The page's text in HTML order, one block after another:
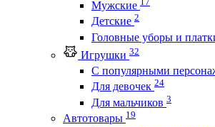
Мужские
Детские 2
Головные уборы и
Игрушки 32
С популярными
Для девочек 24
Для мальчиков 3
Автотовары 19